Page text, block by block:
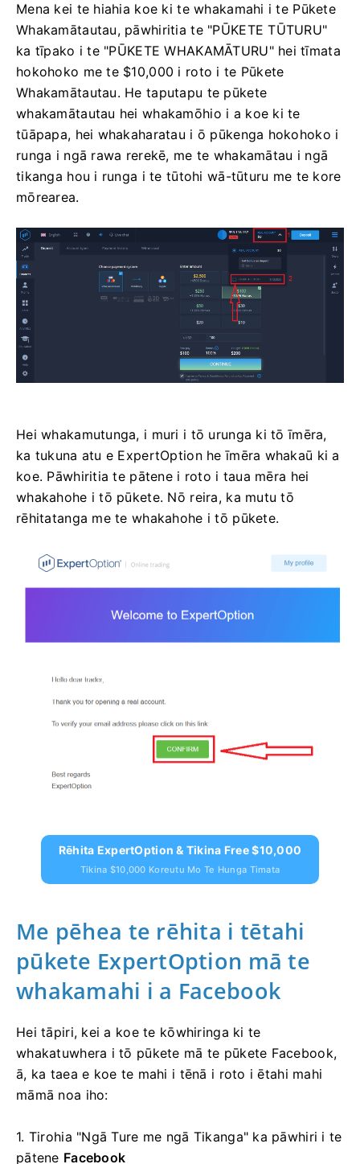
Mena kei te hiahia koe ki te whakamahi i te Pūkete
Whakamātautau, pāwhiritia te "PŪKETE TŪTURU"
ka tīpako i te "PŪKETE WHAKAMĀTURU" hei tīmata
hokohoko me te $10,000 i roto i te Pūkete
Whakamātautau. He taputapu te pūkete
whakamātautau hei whakamōhio i a koe ki te
tūāpapa, hei whakaharatau i ō pūkenga hokohoko i
runga i ngā rawa rerekē, me te whakamātau i ngā
tikanga hou i runga i te tūtohi wā-tūturu me te kore
mōrearea.
Hei whakamutunga, i muri i tō urunga ki tō īmēra,
ka tukuna atu e ExpertOption he īmēra whakaū ki a
koe. Pāwhiritia te pātene i roto i taua mēra hei
whakahohe i tō pūkete. Nō reira, ka mutu tō
rēhitatanga me te whakahohe i tō pūkete.
Rēhita ExpertOption & Tikina Free $10,000
Tikina $10,000 Koreutu Mo Te Hunga Timata
Me pēhea te rēhita i tētahi
pūkete ExpertOption mā te
whakamahi i a Facebook
Hei tāpiri, kei a koe te kōwhiringa ki te
whakatuwhera i tō pūkete mā te pūkete Facebook,
ā, ka taea e koe te mahi i tēnā i roto i ētahi mahi
māmā noa iho:
1. Tirohia "Ngā Ture me ngā Tikanga" ka pāwhiri i te
pātene Facebook